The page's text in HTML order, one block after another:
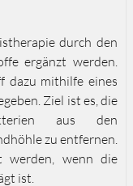
durch den
ergänzt werden.
dazu mithilfe eines
Ziel ist es, die
aus den
zu entfernen.
werden, wenn die
ist.